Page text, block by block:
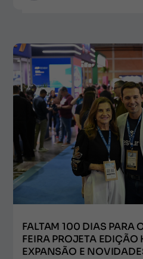
FALTAM 100 DIAS PARA
FEIRA PROJETA
EXPANSÃO E